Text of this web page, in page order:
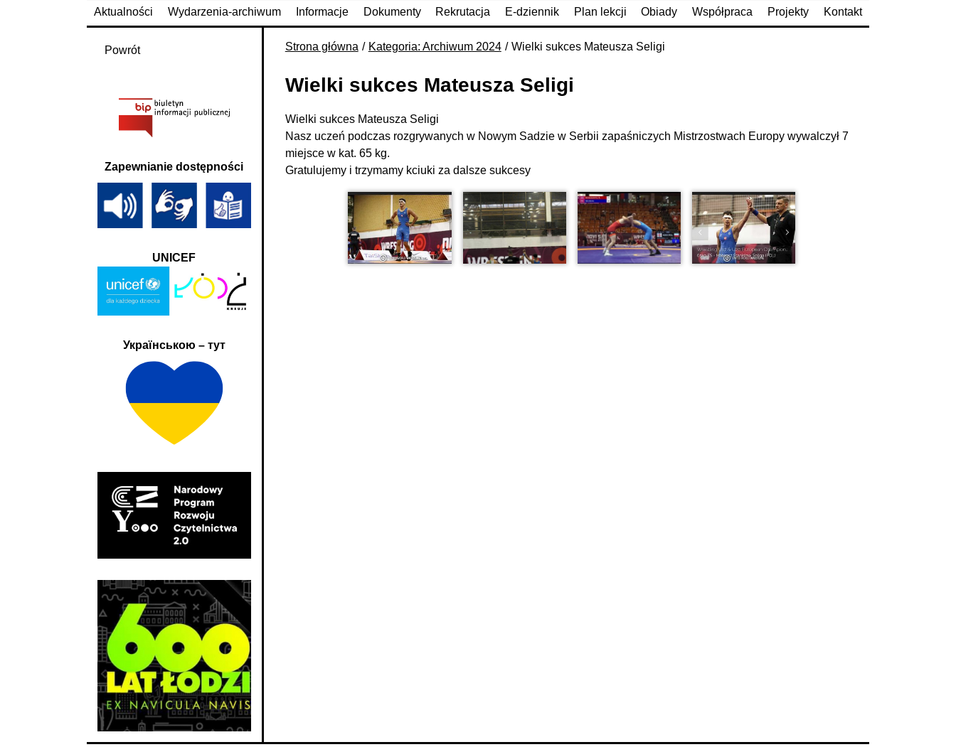
Aktualności Wydarzenia-archiwum Informacje Dokumenty Rekrutacja E-dziennik Plan lekcji Obiady Współpraca Projekty Kontakt
Strona główna Kategoria: Archiwum 2024 Wielki sukces Mateusza Seligi
Wielki sukces Mateusza Seligi
Wielki sukces Mateusza Seligi
Nasz uczeń podczas rozgrywanych w Nowym Sadzie w Serbii zapaśniczych Mistrzostwach Europy wywalczył 7
miejsce w kat. 65 kg.
Gratulujemy i trzymamy kciuki za dalsze sukcesy
Powrót
Zapewnianie dostępności
UNICEF
Українською – тут